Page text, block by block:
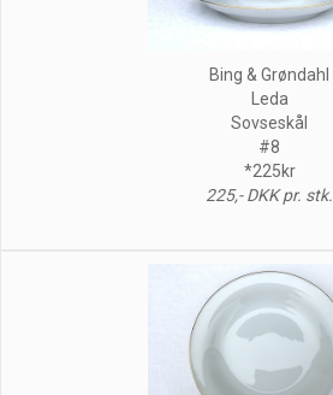
Bing & Grøndahl
Leda
Sovseskål
#8
*225kr
225,- DKK pr. stk.